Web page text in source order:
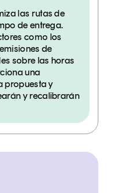
las rutas de
de entrega.
como los
de
sobre las horas
una
propuesta y
y recalibrarán